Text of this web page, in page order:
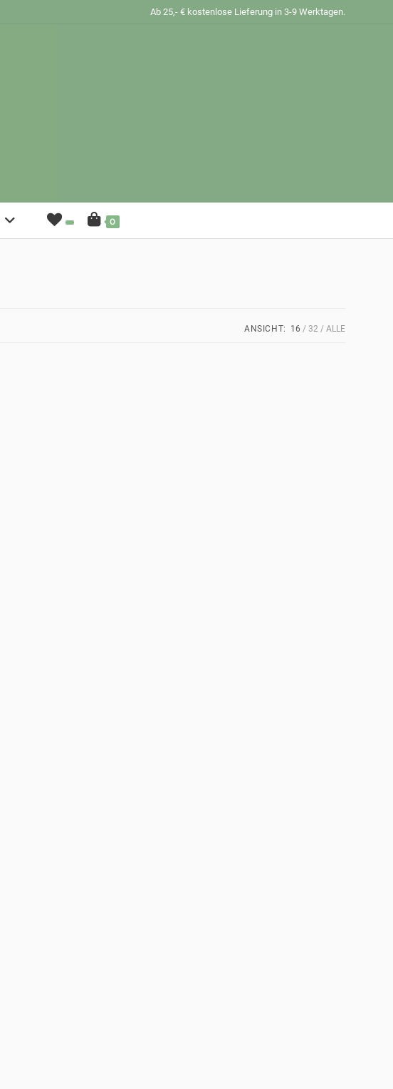
Ab 25,- € kostenlose Lieferung in 3-9 Werktagen.
0
ANSICHT: 16 32 ALLE